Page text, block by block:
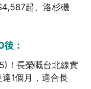
起、洛杉磯
：
！長榮嘅台北線實
1個月，適合長